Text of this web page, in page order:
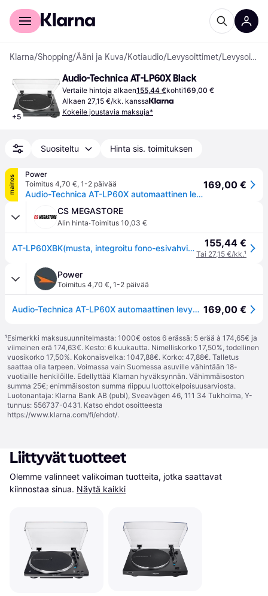
Kuluttajille
Klarna/Shopping/Ääni ja Kuva/Kotiaudio/Levysoittimet/ Levysoittimet
+5
Audio-Technica AT-LP60X Black
Vertaile hintoja alkaen155,44 €kohti169,00 €
Alkaen 27,15 €/kk. kanssa
Kokeile joustavia maksuja*
Suositeltu Hinta sis. toimituksen
mainos
Power
Toimitus 4,70 €, 1-2 päivää
Audio-Technica AT-LP60X automaattinen levysoitin, musta
169,00 €
CS MEGASTORE
Alin hinta·Toimitus 10,03 €
AT-LP60XBK(musta, integroitu fono-esivahvistin, täysin automaattinen toiminta) 155,44 €
Tai 27,15 €/kk.¹
Power
Toimitus 4,70 €, 1-2 päivää
Audio-Technica AT-LP60X automaattinen levysoitin, musta 169,00 €
¹Esimerkki maksusuunnitelmasta: 1000€ ostos 6 erässä: 5 erää à 174,65€ ja
viimeinen erä 174,63€. Kesto: 6 kuukautta. Nimelliskorko 17,50%, todellinen
vuosikorko 17,50%. Kokonaisvelka: 1047,88€. Korko: 47,88€. Talletus
saattaa olla tarpeen. Voimassa vain Suomessa asuville vähintään 18-
vuotiaille henkilöille. Edellyttää Klarnan hyväksynnän. Vähimmäisoston
summa 25€; enimmäisoston summa riippuu luottokelpoisuusarviosta.
Luotonantaja: Klarna Bank AB (publ), Sveavägen 46, 111 34 Tukholma, Y-
tunnus: 556737-0431. Katso ehdot osoitteesta
https://www.klarna.com/fi/ehdot/.
Liittyvät tuotteet
Olemme valinneet valikoiman tuotteita, jotka saattavat
kiinnostaa sinua. Näytä kaikki